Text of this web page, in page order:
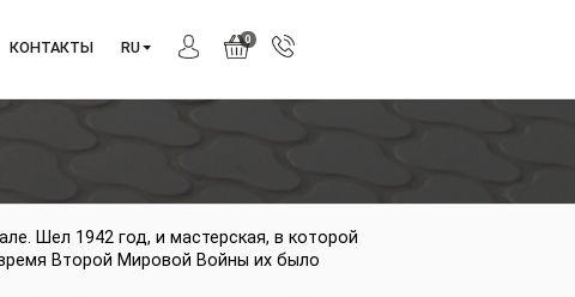
КОНТАКТЫ RU
Картале. Шел 1942 год, и мастерская, в которой
Во время Второй Мировой Войны их было